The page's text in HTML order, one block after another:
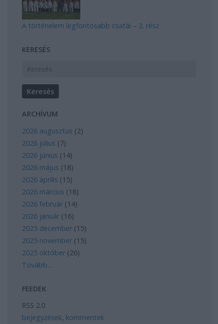
A történelem legfontosabb csatái – 2. rész
KERESÉS
ARCHÍVUM
2026 augusztus (2)
2026 július (7)
2026 június (14)
2026 május (18)
2026 április (15)
2026 március (18)
2026 február (14)
2026 január (16)
2025 december (15)
2025 november (15)
2025 október (26)
Tovább...
FEEDEK
RSS 2.0
bejegyzések, kommentek